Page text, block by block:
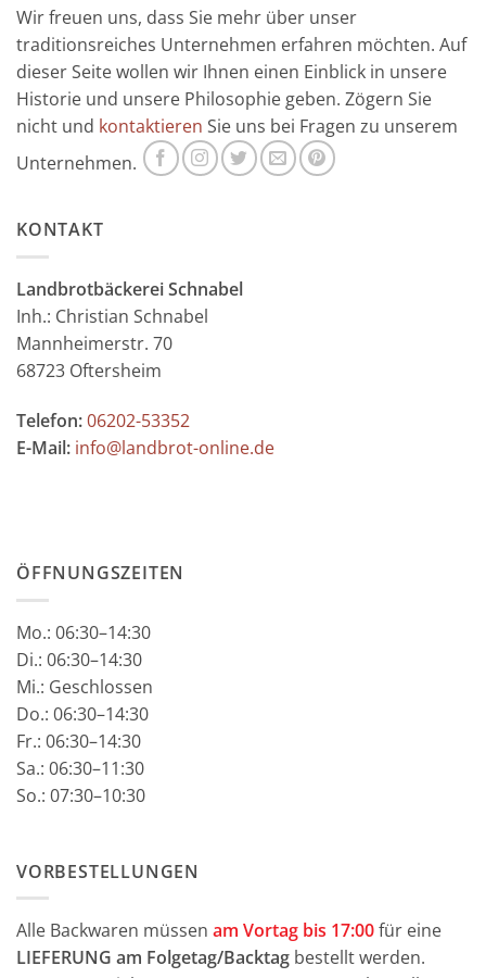
Wir freuen uns, dass Sie mehr über unser
traditionsreiches Unternehmen erfahren möchten. Auf
dieser Seite wollen wir Ihnen einen Einblick in unsere
Historie und unsere Philosophie geben. Zögern Sie
nicht und kontaktieren Sie uns bei Fragen zu unserem
Unternehmen.
KONTAKT
Landbrotbäckerei Schnabel
Inh.: Christian Schnabel
Mannheimerstr. 70
68723 Oftersheim
Telefon:06202-53352
E-Mail: info@landbrot-online.de
ÖFFNUNGSZEITEN
Mo.: 06:30–14:30
Di.: 06:30–14:30
Mi.: Geschlossen
Do.: 06:30–14:30
Fr.: 06:30–14:30
Sa.: 06:30–11:30
So.: 07:30–10:30
VORBESTELLUNGEN
Alle Backwaren müssen am Vortag bis 17:00für eine
LIEFERUNG am Folgetag/Backtag bestellt werden.